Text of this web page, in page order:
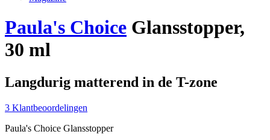
Paula's Choice Glansstopper,
30 ml
Langdurig matterend in de T-zone
3 Klantbeoordelingen
Paula's Choice Glansstopper